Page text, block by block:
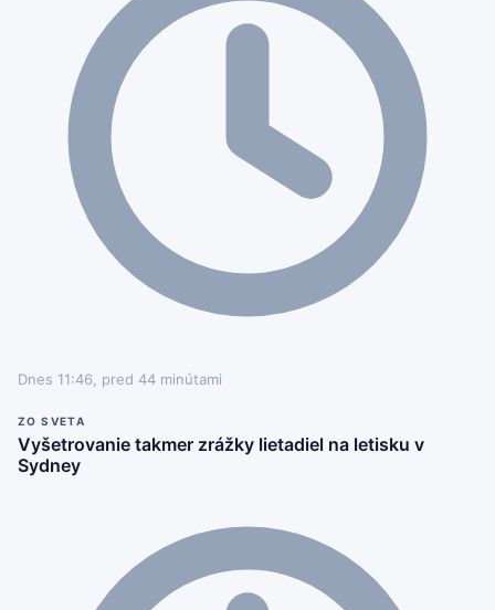
Dnes 11:46, pred 44 minútami
ZO SVETA
Vyšetrovanie takmer zrážky lietadiel na letisku v
Sydney